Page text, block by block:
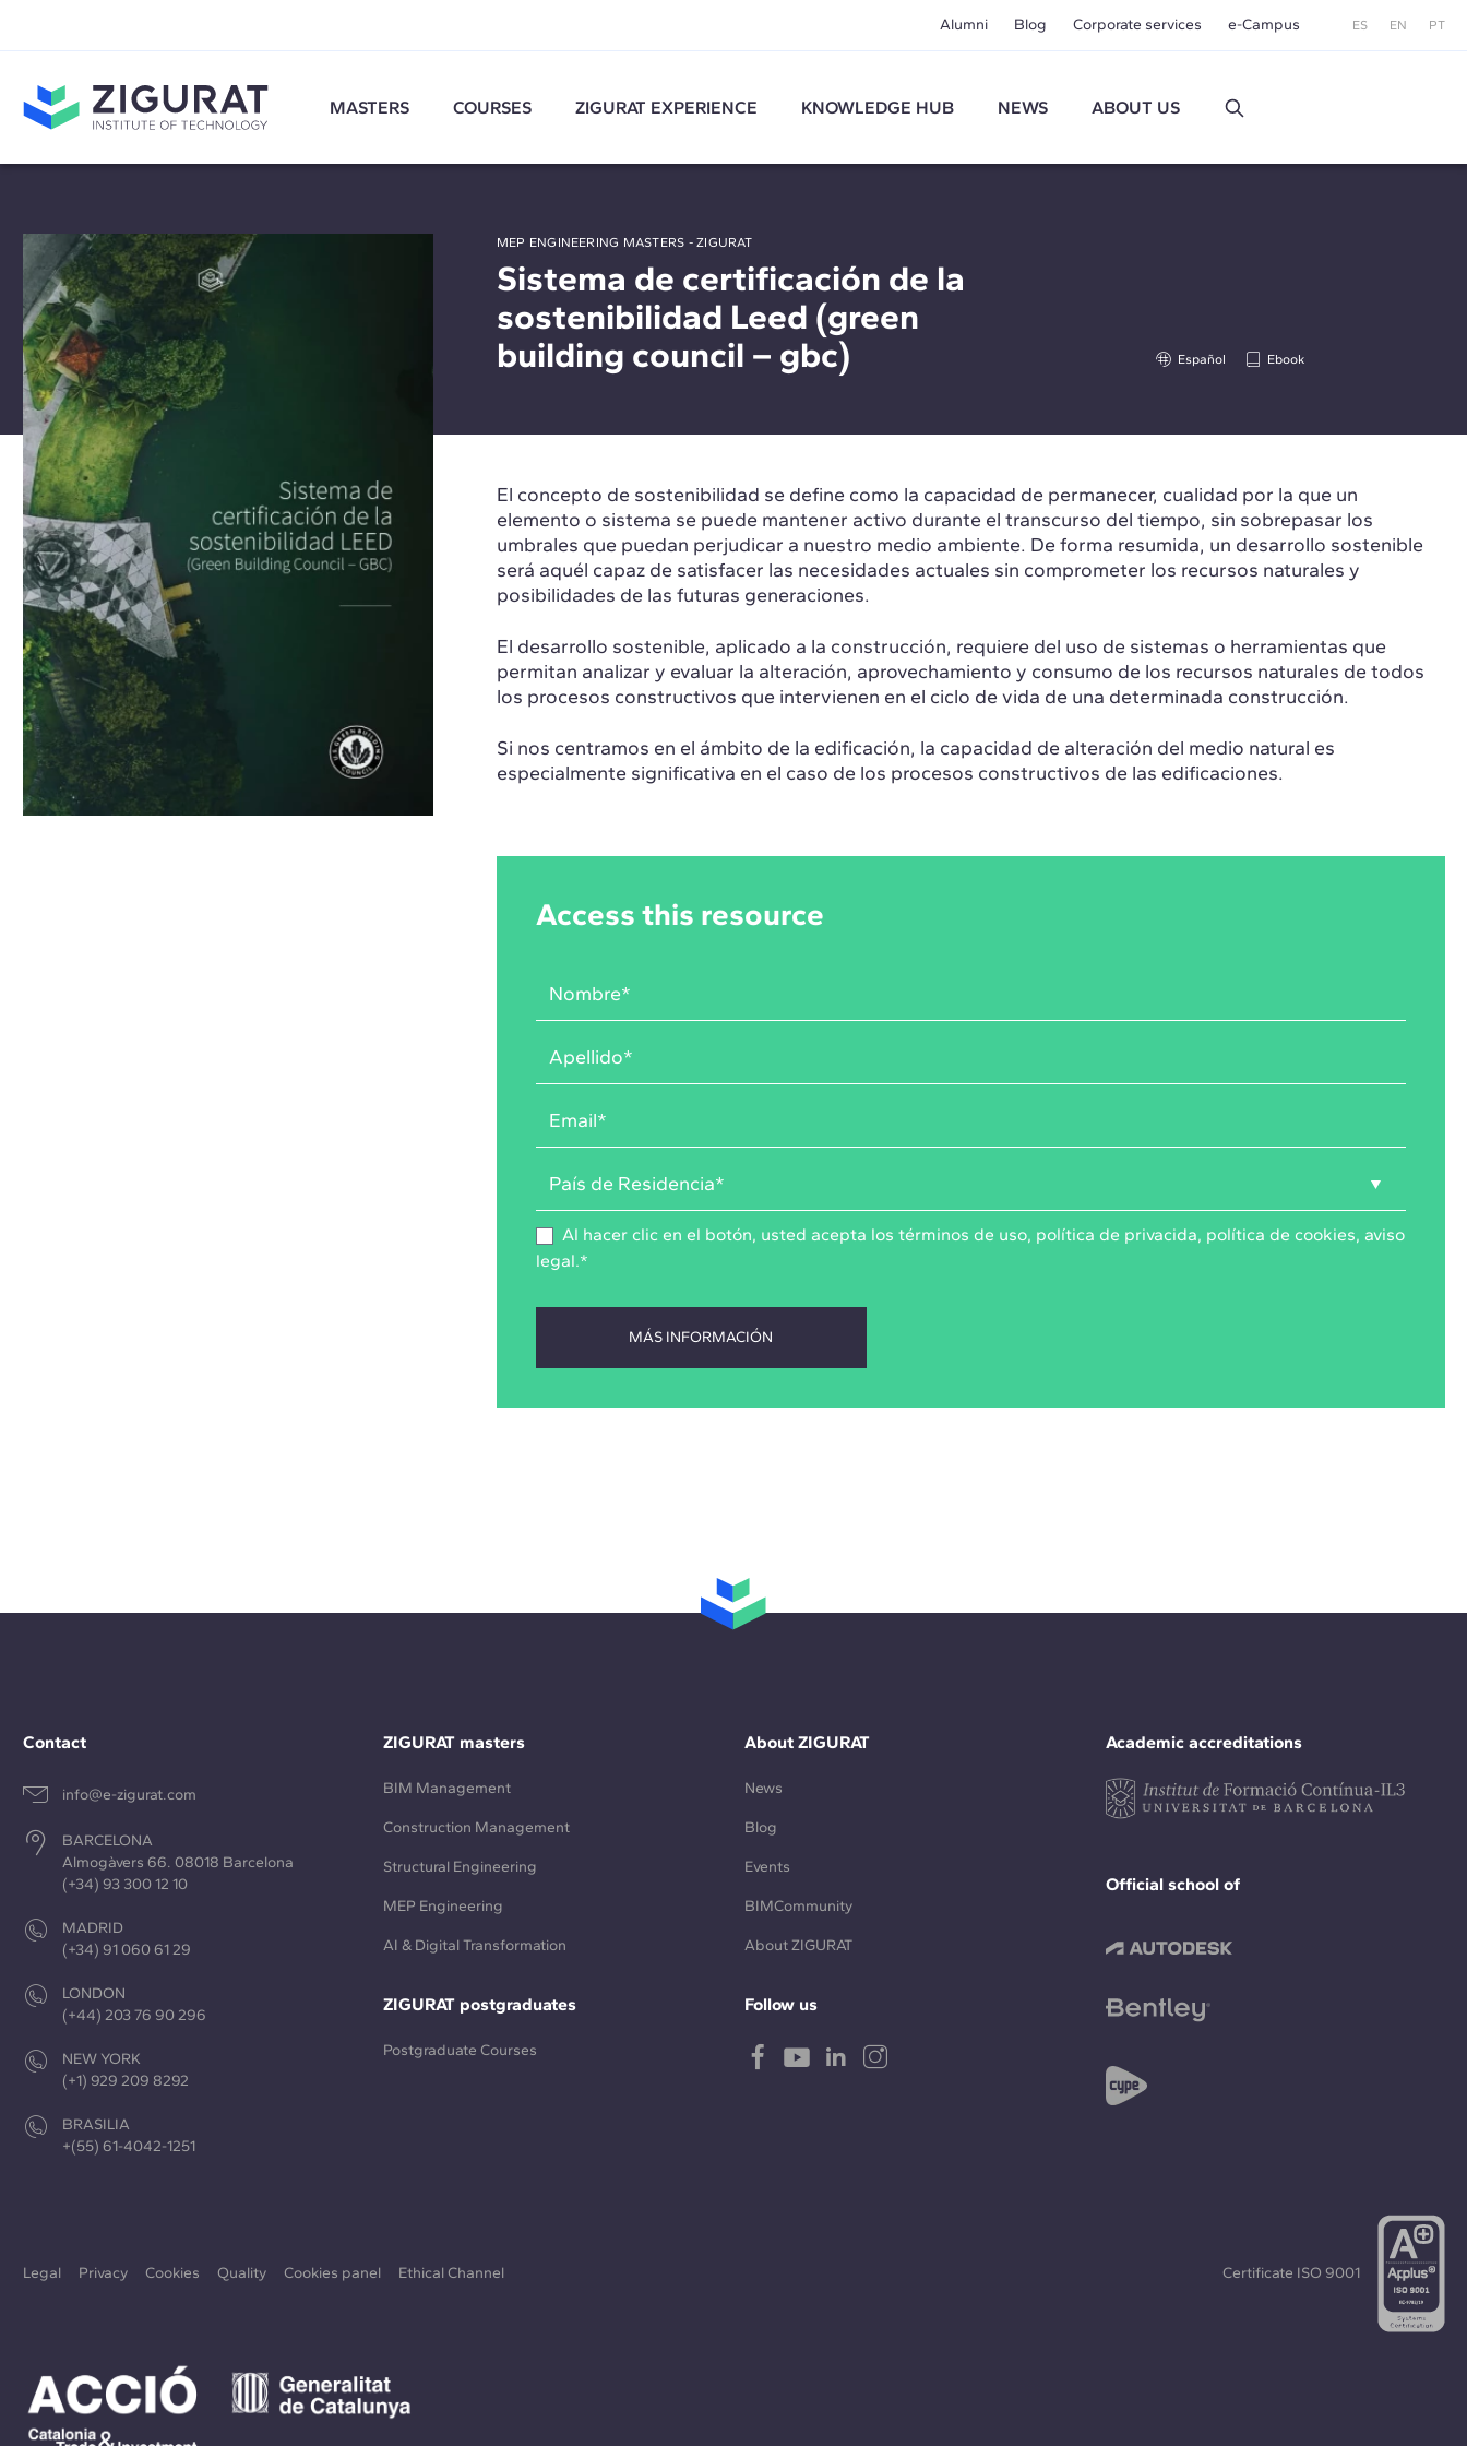
Alumni Blog Corporate services e-Campus ES EN PT
MASTERS COURSES ZIGURAT EXPERIENCE KNOWLEDGE HUB NEWS ABOUT US
MEP ENGINEERING MASTERS - ZIGURAT
Sistema de certificación de la
sostenibilidad Leed (green
building council – gbc)
Español Ebook
El concepto de sostenibilidad se define como la capacidad de permanecer, cualidad por la que un
elemento o sistema se puede mantener activo durante el transcurso del tiempo, sin sobrepasar los
umbrales que puedan perjudicar a nuestro medio ambiente. De forma resumida, un desarrollo sostenible
será aquél capaz de satisfacer las necesidades actuales sin comprometer los recursos naturales y
posibilidades de las futuras generaciones.
El desarrollo sostenible, aplicado a la construcción, requiere del uso de sistemas o herramientas que
permitan analizar y evaluar la alteración, aprovechamiento y consumo de los recursos naturales de todos
los procesos constructivos que intervienen en el ciclo de vida de una determinada construcción.
Si nos centramos en el ámbito de la edificación, la capacidad de alteración del medio natural es
especialmente significativa en el caso de los procesos constructivos de las edificaciones.
Access this resource
Al hacer clic en el botón, usted acepta los términos de uso, política de privacida, política de cookies, aviso
legal.*
Contact
info@e-zigurat.com
BARCELONA
Almogàvers 66. 08018 Barcelona
(+34) 93 300 12 10
MADRID
(+34) 91 060 61 29
LONDON
(+44) 203 76 90 296
NEW YORK
(+1) 929 209 8292
BRASILIA
+(55) 61-4042-1251
Academic accreditations
Official school of
ZIGURAT masters
BIM Management
Construction Management
Structural Engineering
MEP Engineering
AI & Digital Transformation
ZIGURAT postgraduates
Postgraduate Courses
About ZIGURAT
News
Blog
Events
BIMCommunity
About ZIGURAT
Follow us
Legal Privacy Cookies Quality Cookies panel Ethical Channel Certificate ISO 9001